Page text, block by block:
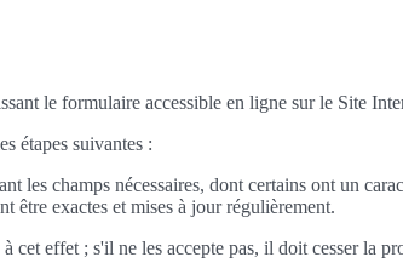
le formulaire accessible en ligne sur le Site
étapes suivantes :
champs nécessaires, dont certains ont un
être exactes et mises à jour régulièrement.
effet ; s'il ne les accepte pas, il doit cesser la